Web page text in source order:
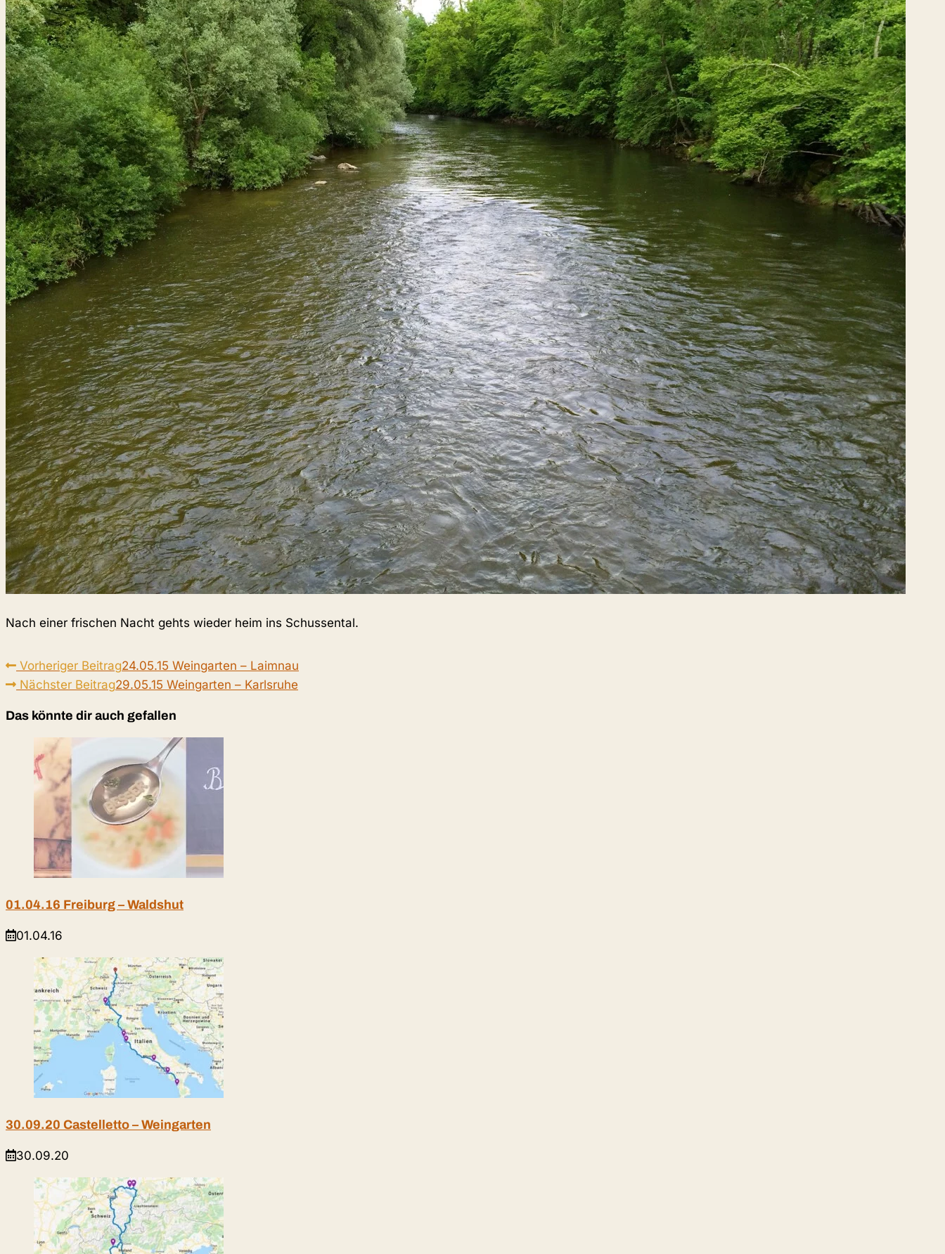
Nach einer frischen Nacht gehts wieder heim ins Schussental.
Weitere
Artikel
Vorheriger Beitrag24.05.15 Weingarten – Laimnau
Nächster Beitrag29.05.15 Weingarten – Karlsruhe
Das könnte dir auch gefallen
01.04.16 Freiburg – Waldshut
01.04.16
30.09.20 Castelletto – Weingarten
30.09.20